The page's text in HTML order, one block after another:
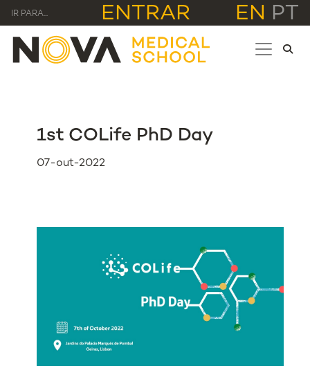
IR PARA... ENTRAR EN PT
1st COLife PhD Day
07-out-2022